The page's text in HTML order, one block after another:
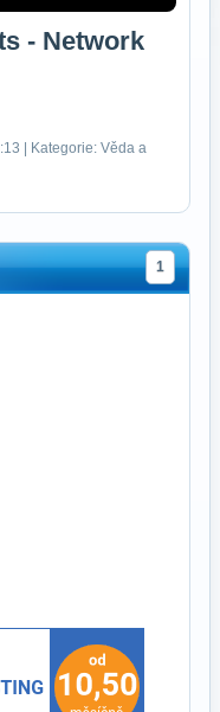
- Network
| Kategorie: Věda a
1